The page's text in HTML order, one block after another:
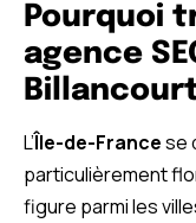
Pourquoi
agence
L’Île-de-Francese
particulièrement
figure parmi les